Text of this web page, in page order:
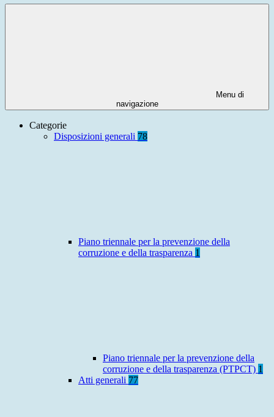
Menu di
navigazione
Categorie
Disposizioni generali 78
Piano triennale per la prevenzione della
corruzione e della trasparenza 1
Piano triennale per la prevenzione della
corruzione e della trasparenza (PTPCT) 1
Atti generali 77